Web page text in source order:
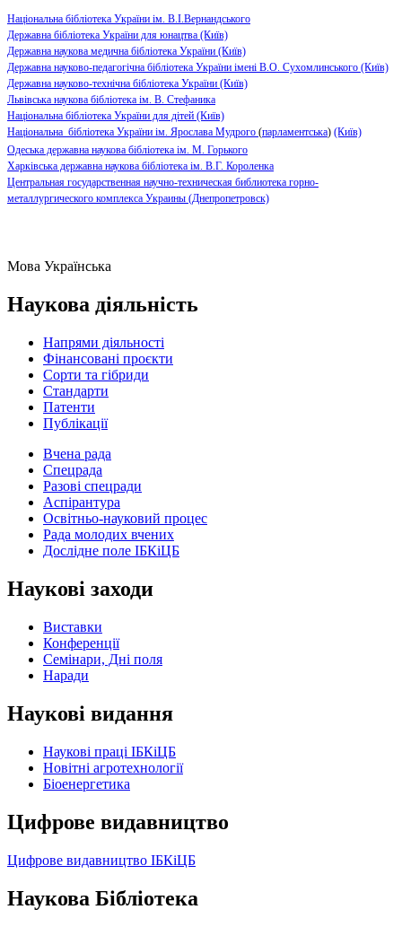
Національна бібліотека України ім. В.І.Вернандського
Державна бібліотека України для юнацтва (Київ)
Державна наукова медична бібліотека України (Київ)
Державна науково-педагогічна бібліотека України імені В.О. Сухомлинського (Київ)
Державна науково-технічна бібліотека України (Київ)
Львівська наукова бібліотека ім. В. Стефаника
Національна бібліотека України для дітей (Київ)
Національна бібліотека України ім. Ярослава Мудрого (парламентська) (Київ)
Одеська державна наукова бібліотека ім. М. Горького
Харківська державна наукова бібліотека ім. В.Г. Короленка
Центральная государственная научно-техническая библиотека горно-
металлургического комплекса Украины (Днепропетровск)
Мова Українська
Наукова діяльність
Напрями діяльності
Фінансовані проєкти
Сорти та гібриди
Стандарти
Патенти
Публікації
Вчена рада
Спецрада
Разові спецради
Аспірантура
Освітньо-науковий процес
Рада молодих вчених
Дослідне поле ІБКіЦБ
Наукові заходи
Виставки
Конференції
Семінари, Дні поля
Наради
Наукові видання
Наукові праці ІБКіЦБ
Новітні агротехнології
Бiоенергетика
Цифрове видавництво
Цифрове видавництво ІБКіЦБ
Наукова Бібліотека